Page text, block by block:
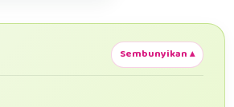
Sembunyikan ▴